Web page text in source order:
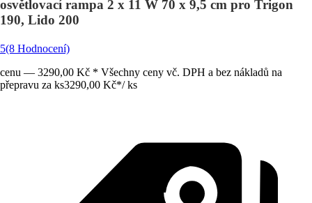
osvětlovací rampa 2 x 11 W 70 x 9,5 cm pro Trigon
190, Lido 200
5(8 Hodnocení)
cenu — 3290,00 Kč * Všechny ceny vč. DPH a bez nákladů na
přepravu za ks3290,00 Kč*/ ks